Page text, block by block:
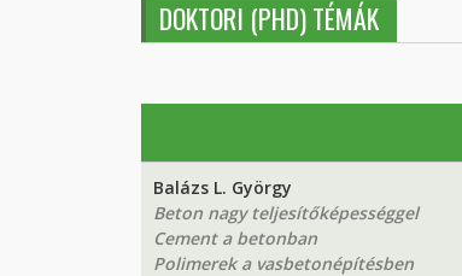
DOKTORI (PHD) TÉMÁK
Balázs L. György
Beton nagy teljesítőképességgel
Cement a betonban
Polimerek a vasbetonépítésben